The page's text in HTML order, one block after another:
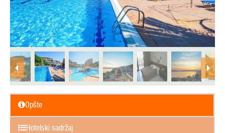
Opšte
Hotelski sadržaj